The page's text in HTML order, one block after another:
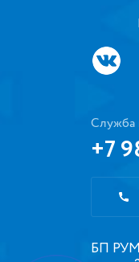
Служба
+7
БП